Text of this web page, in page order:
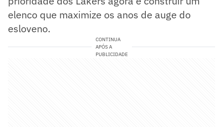
elenco que maximize os anos de auge do
esloveno.
CONTINUA
APÓS A
PUBLICIDADE